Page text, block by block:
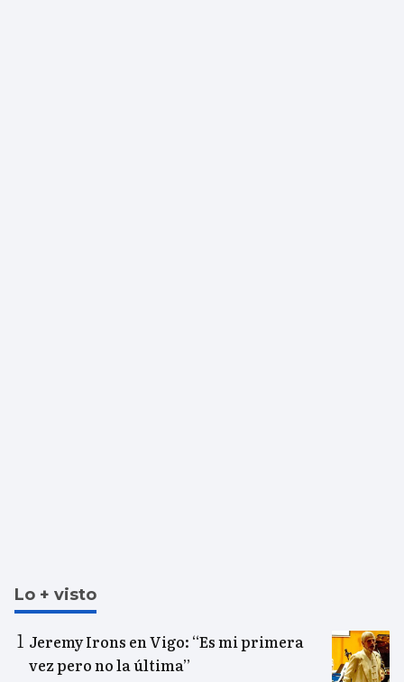
Lo + visto
Jeremy Irons en Vigo: “Es mi primera
vez pero no la última”